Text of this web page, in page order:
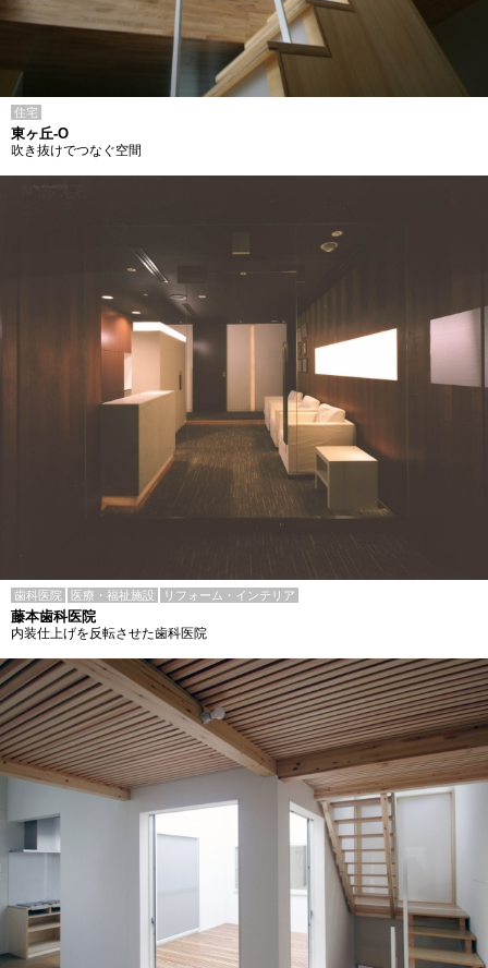
住宅
東ヶ丘-O
吹き抜けでつなぐ空間
歯科医院 医療・福祉施設 リフォーム・インテリア
藤本歯科医院
内装仕上げを反転させた歯科医院